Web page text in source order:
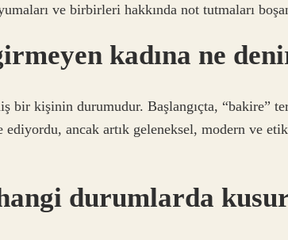
ve birbirleri hakkında not tutmaları
kadına ne
kişinin durumudur. Başlangıçta, “bakire”
ediyordu, ancak artık geleneksel, modern ve
durumlarda